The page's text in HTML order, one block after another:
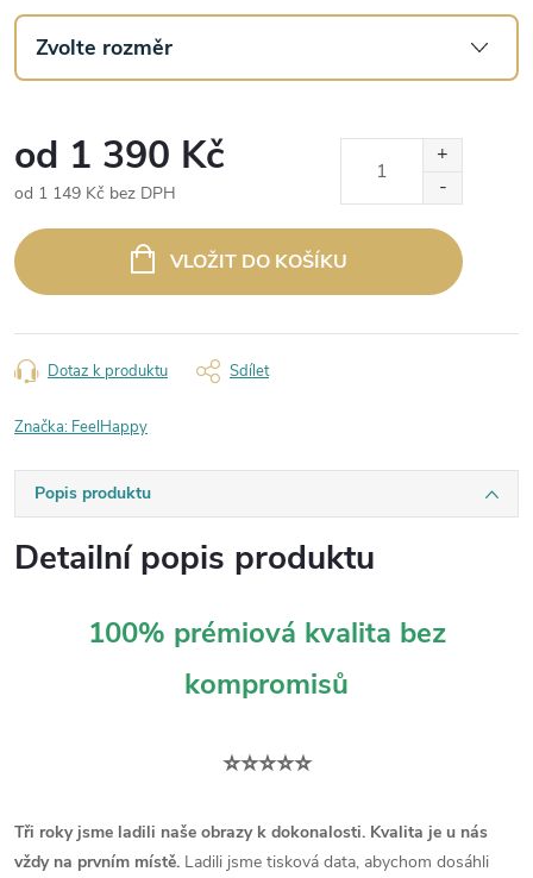
od 1 390 Kč
od 1 149 Kč bez DPH
cena:
VLOŽIT DO KOŠÍKU
Dotaz k produktu Sdílet
Značka: FeelHappy
Popis produktu
Detailní popis produktu
100% prémiová kvalita bez
kompromisů
⭐⭐⭐⭐⭐
Tři roky jsme ladili naše obrazy k dokonalosti. Kvalita je u nás
vždy na prvním místě. Ladili jsme tisková data, abychom dosáhli